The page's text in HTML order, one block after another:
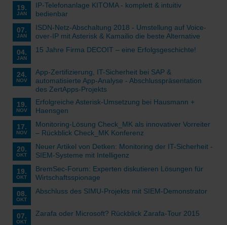
19.
JAN
IP-Telefonanlage KITOMA - komplett & intuitiv
bedienbar
07.
JAN
ISDN-Netz-Abschaltung 2018 - Umstellung auf Voice-
over-IP mit Asterisk & Kamailio die beste Alternative
04.
JAN
15 Jahre Firma DECOIT – eine Erfolgsgeschichte!
24.
NOV
App-Zertifizierung, IT-Sicherheit bei SAP &
automatisierte App-Analyse - Abschlusspräsentation
des ZertApps-Projekts
19.
NOV
Erfolgreiche Asterisk-Umsetzung bei Hausmann +
Haensgen
17.
NOV
Monitoring-Lösung Check_MK als innovativer Vorreiter
– Rückblick Check_MK Konferenz
20.
OKT
Neuer Artikel von Detken: Monitoring der IT-Sicherheit -
SIEM-Systeme mit Intelligenz
19.
OKT
BremSec-Forum: Experten diskutieren Lösungen für
Wirtschaftsspionage
08.
OKT
Abschluss des SIMU-Projekts mit SIEM-Demonstrator
07.
OKT
Zarafa oder Microsoft? Rückblick Zarafa-Tour 2015